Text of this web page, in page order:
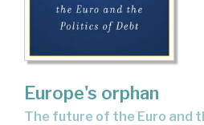
Europe's orphan
the future of the Euro and